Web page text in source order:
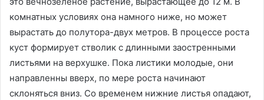
комнатных условиях она намного ниже, но может
вырастать до полутора-двух метров. В процессе роста
куст формирует стволик с длинными заостренными
листьями на верхушке. Пока листики молодые, они
направленны вверх, по мере роста начинают
склоняться вниз. Со временем нижние листья опадают,